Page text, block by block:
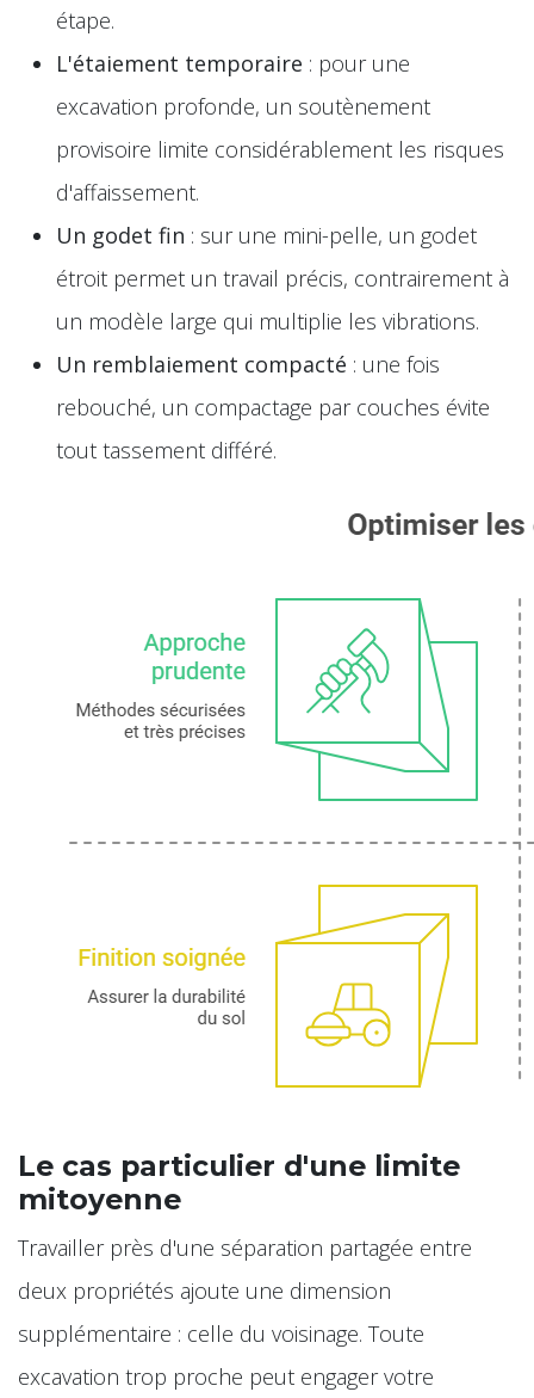
étape.
L'étaiement temporaire : pour une
excavation profonde, un soutènement
provisoire limite considérablement les risques
d'affaissement.
Un godet fin : sur une mini-pelle, un godet
étroit permet un travail précis, contrairement à
un modèle large qui multiplie les vibrations.
Un remblaiement compacté : une fois
rebouché, un compactage par couches évite
tout tassement différé.
Le cas particulier d'une limite
mitoyenne
Travailler près d'une séparation partagée entre
deux propriétés ajoute une dimension
supplémentaire : celle du voisinage. Toute
excavation trop proche peut engager votre